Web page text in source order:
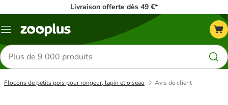
Livraison offerte dès 49 €*
Menu
Rechercher
des
produits
Flocons de petits pois pour rongeur, lapin et oiseau Avis de client